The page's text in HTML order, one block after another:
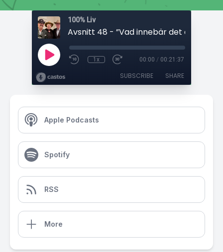
100% Liv
1x 00:00 / 00:21:37
SUBSCRIBE SHARE
Apple Podcasts
Spotify
RSS
More